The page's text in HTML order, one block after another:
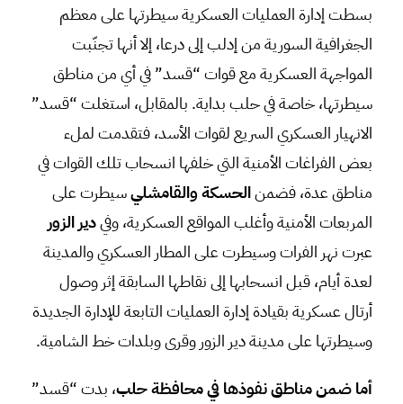
بسطت إدارة العمليات العسكرية سيطرتها على معظم
الجغرافية السورية من إدلب إلى درعا، إلا أنها تجنّبت
المواجهة العسكرية مع قوات “قسد” في أي من مناطق
سيطرتها، خاصة في حلب بداية. بالمقابل، استغلت “قسد”
الانهيار العسكري السريع لقوات الأسد، فتقدمت لملء
بعض الفراغات الأمنية التي خلفها انسحاب تلك القوات في
مناطق عدة، فضمنالحسكة والقامشليسيطرت على
المربعات الأمنية وأغلب المواقع العسكرية، وفيدير الزور
عبرت نهر الفرات وسيطرت على المطار العسكري والمدينة
لعدة أيام، قبل انسحابها إلى نقاطها السابقة إثر وصول
أرتال عسكرية بقيادة إدارة العمليات التابعة للإدارة الجديدة
وسيطرتها على مدينة دير الزور وقرى وبلدات خط الشامية.
أما ضمن مناطق نفوذها في محافظة حلب، بدت “قسد”